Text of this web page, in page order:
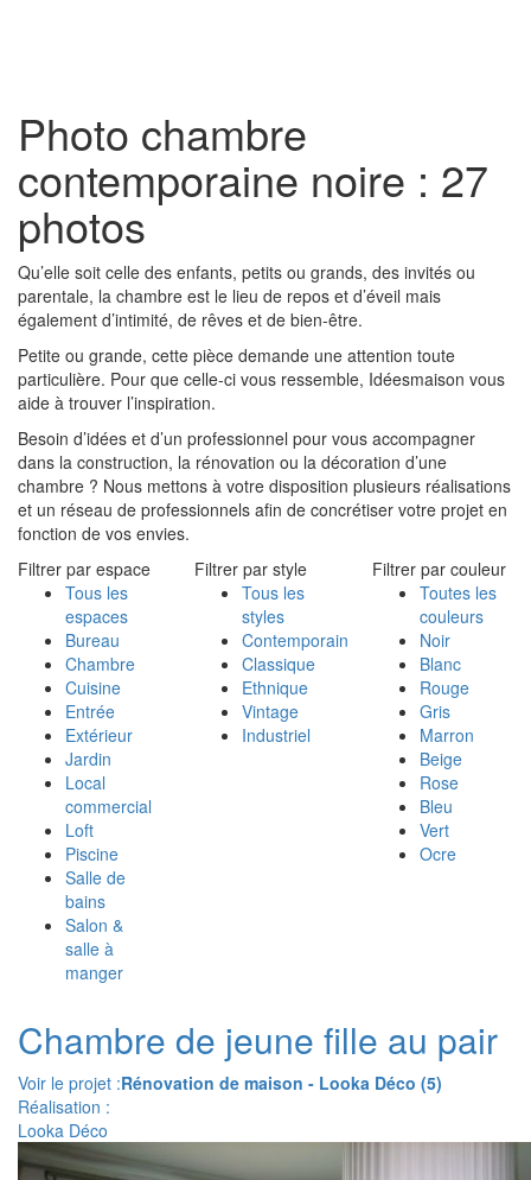
Photo chambre
contemporaine noire : 27
photos
Qu’elle soit celle des enfants, petits ou grands, des invités ou
parentale, la chambre est le lieu de repos et d’éveil mais
également d’intimité, de rêves et de bien-être.
Petite ou grande, cette pièce demande une attention toute
particulière. Pour que celle-ci vous ressemble, Idéesmaison vous
aide à trouver l’inspiration.
Besoin d’idées et d’un professionnel pour vous accompagner
dans la construction, la rénovation ou la décoration d’une
chambre ? Nous mettons à votre disposition plusieurs réalisations
et un réseau de professionnels afin de concrétiser votre projet en
fonction de vos envies.
Filtrer par espace
Tous les
espaces
Bureau
Chambre
Cuisine
Entrée
Extérieur
Jardin
Local
commercial
Loft
Piscine
Salle de
bains
Salon &
salle à
manger
Filtrer par style
Tous les
styles
Contemporain
Classique
Ethnique
Vintage
Industriel
Filtrer par couleur
Toutes les
couleurs
Noir
Blanc
Rouge
Gris
Marron
Beige
Rose
Bleu
Vert
Ocre
Chambre de jeune fille au pair
Voir le projet :Rénovation de maison - Looka Déco (5)
Réalisation :
Looka Déco